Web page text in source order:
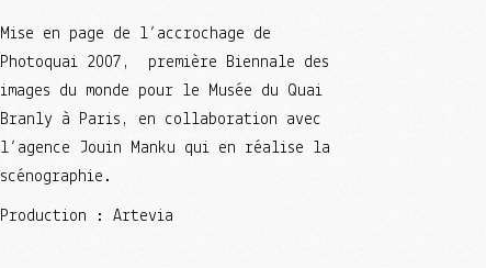
Mise en page de l’accrochage de
Photoquai 2007, première Biennale des
images du monde pour le Musée du Quai
Branly à Paris, en collaboration avec
l’agence Jouin Manku qui en réalise la
scénographie.
Production : Artevia